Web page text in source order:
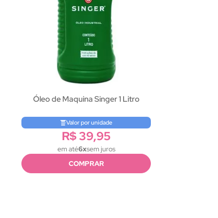
Óleo de Maquina Singer 1 Litro
Valor por unidade
R$ 39,95
em até6xsem juros
COMPRAR